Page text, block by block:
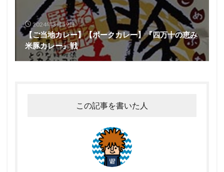
2024年3月19日
【ご当地カレー】【ポークカレー】『四万十の恵み
米豚カレー』戦
この記事を書いた人